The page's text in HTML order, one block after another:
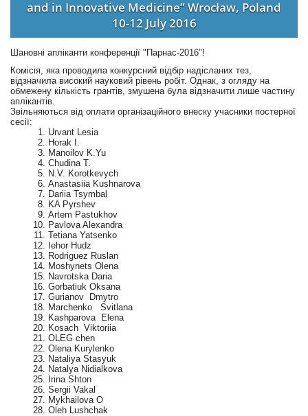
and in Innovative Medicine” Wrocław, Poland
10-12 July 2016
Шановні апліканти конференції "Парнас-2016"!
Комісія, яка проводила конкурсний відбір надісланих тез,
відзначила високий науковий рівень робіт. Однак, з огляду на
обмежену кількість грантів, змушена була відзначити лише частину
аплікантів.
Звільняються від оплати організаційного внеску учасники постерної
сесії:
Urvant Lesia
Horak I.
Manoilov K.Yu
Chudina T.
N.V. Korotkevych
Anastasiia Kushnarova
Dariia Tsymbal
KA Pyrshev
Artem Pastukhov
Pavlova Alexandra
Tetiana Yatsenko
Iehor Нudz
Rodriguez Ruslan
Moshynets Olena
Navrotska Daria
Gorbatiuk Oksana
Gurianov Dmytro
Marchenko Svitlana
Kashparova Elena
Kosach Viktoriia
OLEG chen
Olena Kurylenko
Nataliya Stasyuk
Natalya Nidialkova
Irina Shton
Sergii Vakal
Mykhailova O
Oleh Lushchak